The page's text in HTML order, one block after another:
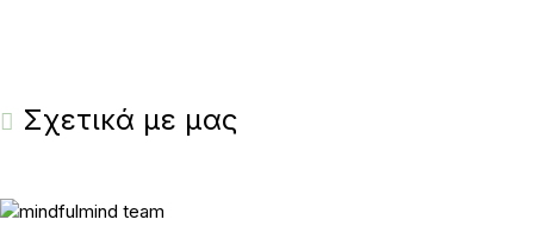
Σχετικά με μας